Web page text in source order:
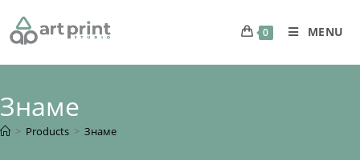
0 MENU
Знаме
> Products > Знаме